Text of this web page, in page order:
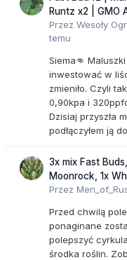
Runtz x2 | GMO
Przez Wesoły
temu
Siema👊
inwestować w
zmieniło. Czyli
0,90kpa i
Dzisiaj przyszła
podłączyłem ją
3x mix Fast
Moonrock, 1x
Przez
Przed chwilą
ponaginane
polepszyć
środka roślin.